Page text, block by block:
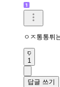
ㅇㅈ통통튀
1
답글 쓰기